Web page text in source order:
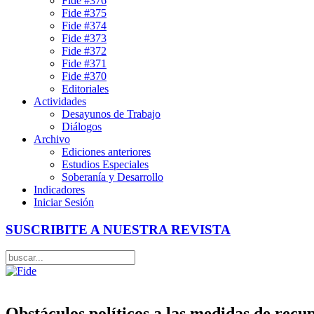
Fide #375
Fide #374
Fide #373
Fide #372
Fide #371
Fide #370
Editoriales
Actividades
Desayunos de Trabajo
Diálogos
Archivo
Ediciones anteriores
Estudios Especiales
Soberanía y Desarrollo
Indicadores
Iniciar Sesión
SUSCRIBITE A NUESTRA REVISTA